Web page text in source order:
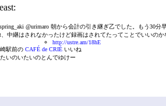
@urimaro 朝から会計の引き継ぎ乙でした。もう30
、中継はされなかったけど録画はされてたってことでいいの
http://ustre.am/18hE
駅前の CAFÉ de CRIÉ いいね
いのいたいのとんでゆけー